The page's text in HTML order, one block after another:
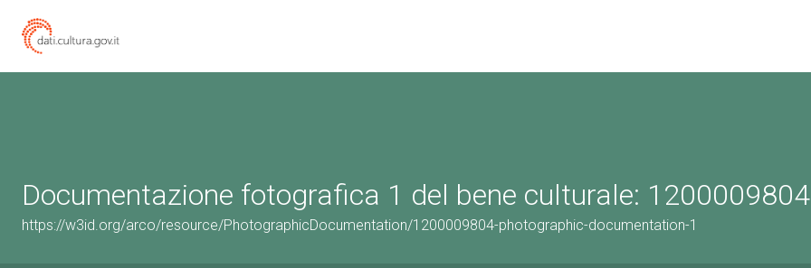
Documentazione fotografica 1 del bene culturale: 1200009804
https://w3id.org/arco/resource/PhotographicDocumentation/1200009804-photographic-documentation-1